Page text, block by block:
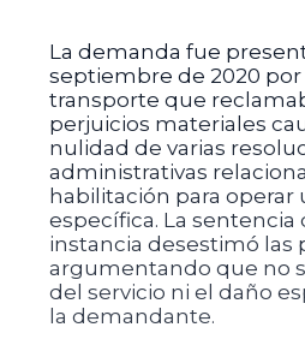
La demanda fue
septiembre de 2020
transporte que
perjuicios materiales
nulidad de varias
administrativas
habilitación para operar
específica. La sentencia
instancia desestimó las
argumentando que no
del servicio ni el daño
la demandante.